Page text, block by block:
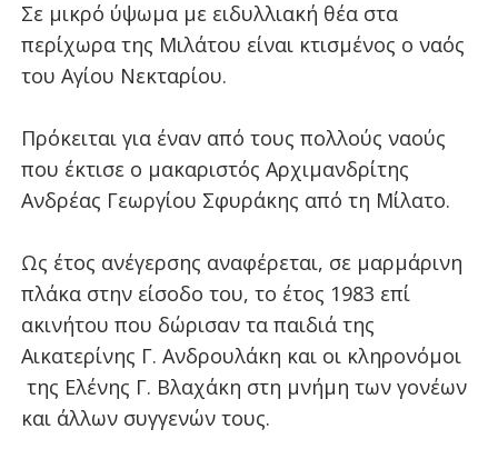
Σε μικρό ύψωμα με ειδυλλιακή θέα στα
περίχωρα της Μιλάτου είναι κτισμένος ο ναός
του Αγίου Νεκταρίου.
Πρόκειται για έναν από τους πολλούς ναούς
που έκτισε ο μακαριστός Αρχιμανδρίτης
Ανδρέας Γεωργίου Σφυράκης από τη Μίλατο.
Ως έτος ανέγερσης αναφέρεται, σε μαρμάρινη
πλάκα στην είσοδο του, το έτος 1983 επί
ακινήτου που δώρισαν τα παιδιά της
Αικατερίνης Γ. Ανδρουλάκη και οι κληρονόμοι
της Ελένης Γ. Βλαχάκη στη μνήμη των γονέων
και άλλων συγγενών τους.